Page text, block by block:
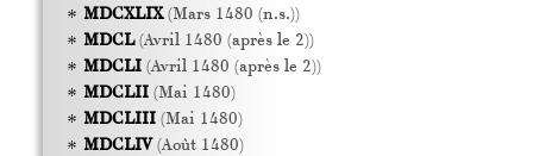
MDCXLIX(Mars 1480 (n.s.))
MDCL(Avril 1480 (après le 2))
MDCLI(Avril 1480 (après le 2))
MDCLII(Mai 1480)
MDCLIII(Mai 1480)
MDCLIV(Août 1480)